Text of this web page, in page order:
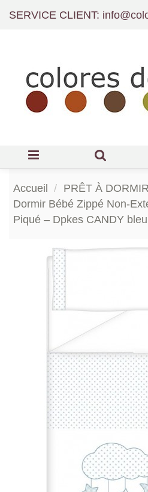
SERVICE CLIENT:
Accueil PRÊT À DORMIR
Dormir Bébé Zippé Non-
Piqué – Dpkes CANDY bleu